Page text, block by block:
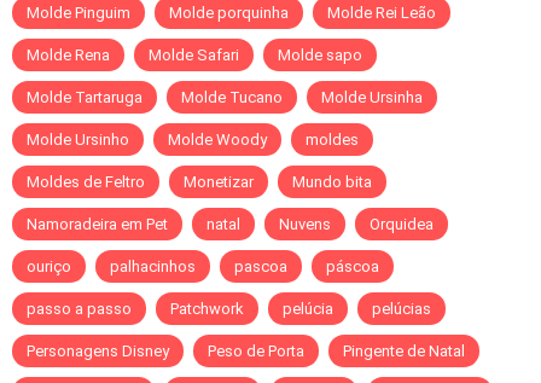
Molde Pinguim Molde porquinha Molde Rei Leão
Molde Rena Molde Safari Molde sapo
Molde Tartaruga Molde Tucano Molde Ursinha
Molde Ursinho Molde Woody moldes
Moldes de Feltro Monetizar Mundo bita
Namoradeira em Pet natal Nuvens Orquidea
ouriço palhacinhos pascoa páscoa
passo a passo Patchwork pelúcia pelúcias
Personagens Disney Peso de Porta Pingente de Natal